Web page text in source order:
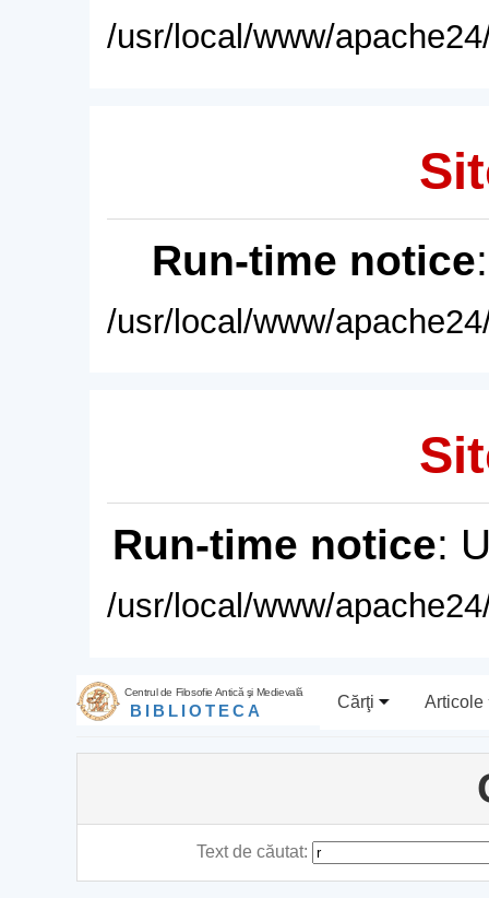
/usr/local/www/
Run-time notice
/usr/local/www/
Run-time notice:
/usr/local/www/
Centrul de Filosofie Antică şi Medievală
BIBLIOTECA Cărţi Articole
Text de căutat: